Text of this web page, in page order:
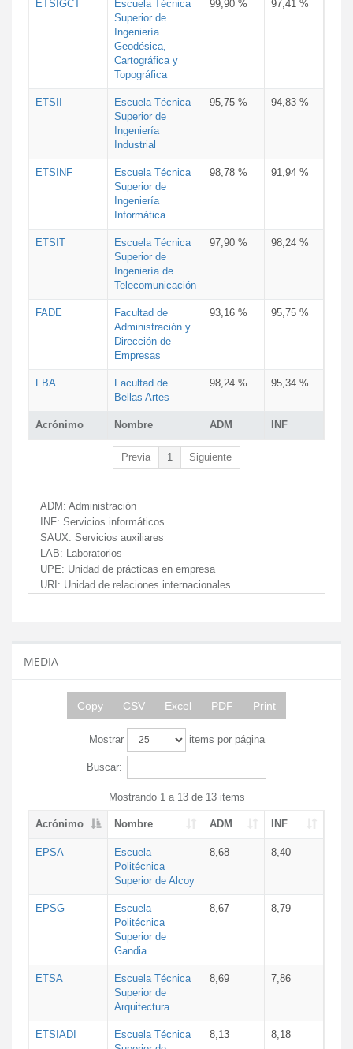
Acrónimo Nombre ADM INF
ETSIGCT
Escuela Técnica
Superior de
Ingeniería
Geodésica,
Cartográfica y
Topográfica
99,90 % 97,41 %
ETSII
Escuela Técnica
Superior de
Ingeniería
Industrial
95,75 % 94,83 %
ETSINF
Escuela Técnica
Superior de
Ingeniería
Informática
98,78 % 91,94 %
ETSIT
Escuela Técnica
Superior de
Ingeniería de
Telecomunicación
97,90 % 98,24 %
FADE
Facultad de
Administración y
Dirección de
Empresas
93,16 % 95,75 %
FBA
Facultad de
Bellas Artes
98,24 % 95,34 %
Previa 1 Siguiente
ADM: Administración
INF: Servicios informáticos
SAUX: Servicios auxiliares
LAB: Laboratorios
UPE: Unidad de prácticas en empresa
URI: Unidad de relaciones internacionales
MEDIA
Copy CSV Excel PDF Print
Mostrar items por página
Buscar:
Mostrando 1 a 13 de 13 items
Acrónimo Nombre ADM INF
EPSA
Escuela
Politécnica
Superior de Alcoy
8,68 8,40
EPSG
Escuela
Politécnica
Superior de
Gandia
8,67 8,79
ETSA
Escuela Técnica
Superior de
Arquitectura
8,69 7,86
ETSIADI
Escuela Técnica
8,13 8,18